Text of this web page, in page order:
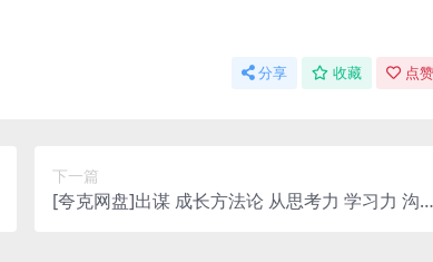
分享 收藏 点
下一篇
[夸克网盘]出谋 成长方法论 从思考力 学习力 沟